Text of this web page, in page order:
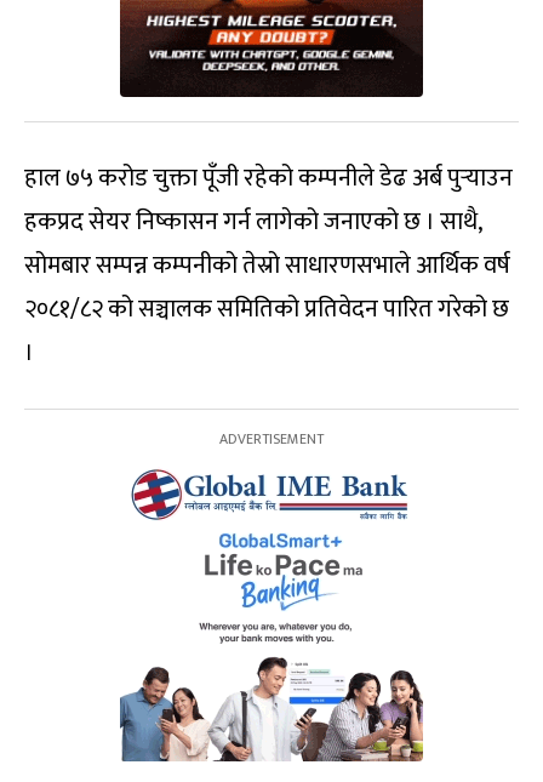
हाल ७५ करोड चुक्ता पूँजी रहेको कम्पनीले डेढ अर्ब पुर्‍याउन
हकप्रद सेयर निष्कासन गर्न लागेको जनाएको छ । साथै,
सोमबार सम्पन्न कम्पनीको तेस्रो साधारणसभाले आर्थिक वर्ष
२०८१/८२ को सञ्चालक समितिको प्रतिवेदन पारित गरेको छ
।